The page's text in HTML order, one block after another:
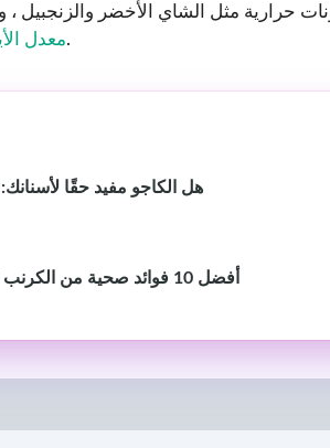
حرارية مثل الشاي الأخضر والزنجبيل ،
معدل, ، المساعدة في إدارة الوزن.
هل الكاجو مفيد حقًا لأسنانك:
أفضل 10 فوائد صحية من الكرنب الأرجواني مع وصفة
جزء مفيد جدا من